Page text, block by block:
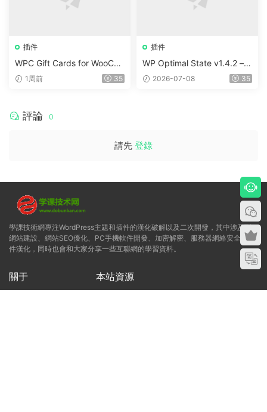
插件
WPC Gift Cards for WooCo
mmerce (Premium) v1.0.2
1周前 35
插件
WP Optimal State v1.4.2 –
WordPress 優化、清理和安
2026-07-08 35
評論 0
請先 登錄
學課技術網專注WordPress主題和插件的漢化破解以及二次開發，其中涉及到
網站建設、網站SEO優化、PC手機軟件開發、加密解密、服務器網絡安全、軟
件漢化，同時也會和大家分享一些互聯網的學習資料。
關于 本站資源